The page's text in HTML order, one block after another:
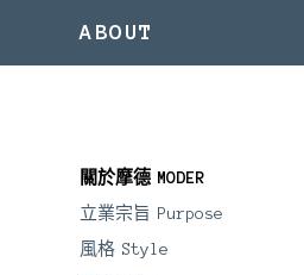
ABOUT
關於摩德 MODER
立業宗旨 Purpose
風格 Style